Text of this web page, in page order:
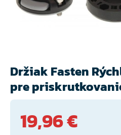
Držiak Fasten
pre
19,96 €